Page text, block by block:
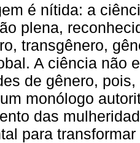
é nítida: a
plena,
transgênero,
A ciência não
de gênero,
monólogo
das
para